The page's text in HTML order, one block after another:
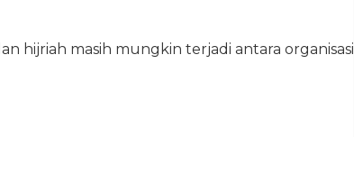
hijriah masih mungkin terjadi antara organisasi